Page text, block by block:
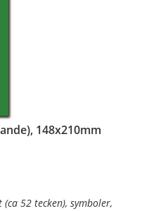
148x210mm
52 tecken), symboler,